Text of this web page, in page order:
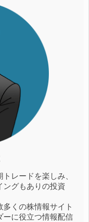
レードを楽しみ、
ングもありの投資
くの株情報サイト
ーに役立つ情報配信